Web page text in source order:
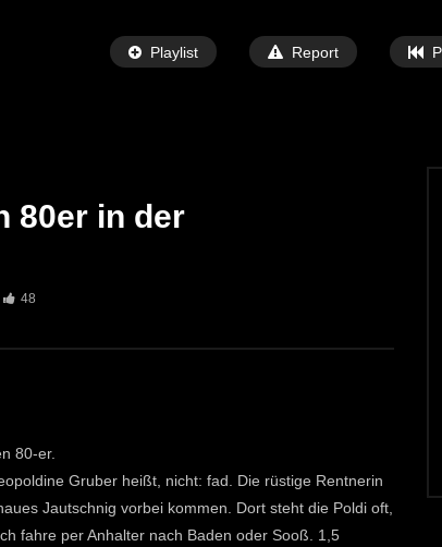
Playlist Report
Später Ansehen
in
80er in der
48
80-er.
Gruber heißt, nicht: fad. Die rüstige Rentnerin
Jautschnig vorbei kommen. Dort steht die Poldi oft,
fahre per Anhalter nach Baden oder Sooß. 1,5